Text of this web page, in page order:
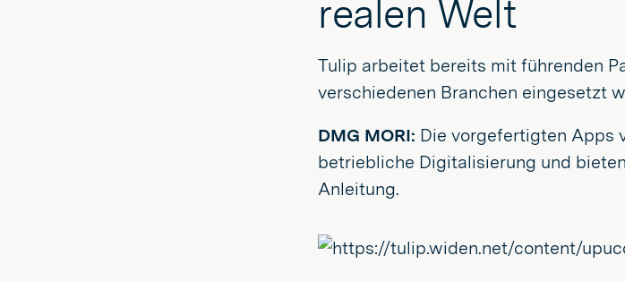
realen Welt
Tulip arbeitet bereits mit führenden
verschiedenen Branchen eingesetzt
DMG MORI: Die vorgefertigten Apps
betriebliche Digitalisierung und
Anleitung.